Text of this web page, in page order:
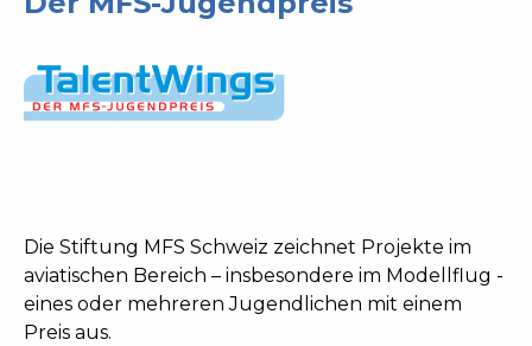
Die Stiftung MFS Schweiz zeichnet Projekte im
aviatischen Bereich – insbesondere im Modellflug -
eines oder mehreren Jugendlichen mit einem
Preis aus.